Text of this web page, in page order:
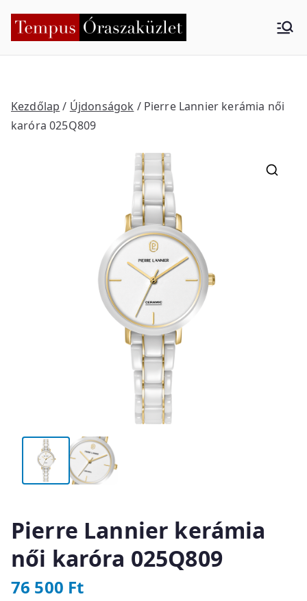
Tempus
küzlet
Kezdőlap / Újdonságok / Pierre Lannier kerámia női
karóra 025Q809
Pierre Lannier kerámia
női karóra 025Q809
76 500 Ft